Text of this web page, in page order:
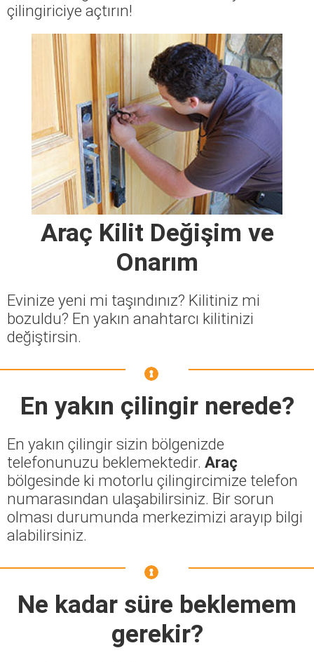
çilingiriciye açtırın!
Araç Kilit Değişim ve
Onarım
Evinize yeni mi taşındınız? Kilitiniz mi
bozuldu? En yakın anahtarcı kilitinizi
değiştirsin.
En yakın çilingir nerede?
En yakın çilingir sizin bölgenizde
telefonunuzu beklemektedir. Araç
bölgesinde ki motorlu çilingircimize telefon
numarasından ulaşabilirsiniz. Bir sorun
olması durumunda merkezimizi arayıp bilgi
alabilirsiniz.
Ne kadar süre beklemem
gerekir?